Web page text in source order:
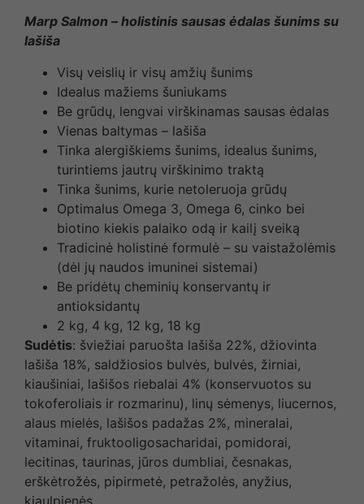
Marp Salmon – holistinis sausas ėdalas šunims su
lašiša
Visų veislių ir visų amžių šunims
Idealus mažiems šuniukams
Be grūdų, lengvai virškinamas sausas ėdalas
Vienas baltymas – lašiša
Tinka alergiškiems šunims, idealus šunims,
turintiems jautrų virškinimo traktą
Tinka šunims, kurie netoleruoja grūdų
Optimalus Omega 3, Omega 6, cinko bei
biotino kiekis palaiko odą ir kailį sveiką
Tradicinė holistinė formulė – su vaistažolėmis
(dėl jų naudos imuninei sistemai)
Be pridėtų cheminių konservantų ir
antioksidantų
2 kg, 4 kg, 12 kg, 18 kg
Sudėtis: šviežiai paruošta lašiša 22%, džiovinta
lašiša 18%, saldžiosios bulvės, bulvės, žirniai,
kiaušiniai, lašišos riebalai 4% (konservuotos su
tokoferoliais ir rozmarinu), linų sėmenys, liucernos,
alaus mielės, lašišos padažas 2%, mineralai,
vitaminai, fruktooligosacharidai, pomidorai,
lecitinas, taurinas, jūros dumbliai, česnakas,
erškėtrožės, pipirmetė, petražolės, anyžius,
kiaulpienės.